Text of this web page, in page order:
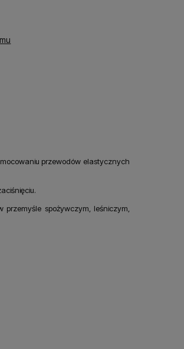
kosztów
przewodów elastycznych
spożywczym, leśniczym,